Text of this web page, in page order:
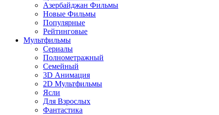
Азербайджан Фильмы
Новые Фильмы
Популярные
Рейтинговые
Мультфильмы
Сериалы
Полнометражный
Семейный
3D Анимация
2D Мультфильмы
Ясли
Для Взрослых
Фантастика